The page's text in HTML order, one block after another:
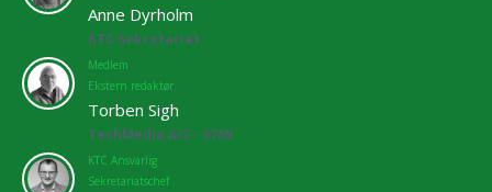
Anne Dyrholm
KTC Sekretariat
Medlem
Ekstern redaktør
Torben Sigh
TechMedia A/S - 6769
KTC Ansvarlig
Sekretariatschef